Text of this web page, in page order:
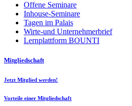
Offene Seminare
Inhouse-Seminare
Tagen im Palais
Wirte-und Unternehmerbrief
Lernplattform BOUNTI
Mitgliedschaft
Jetzt Mitglied werden!
Vorteile einer Mitgliedschaft